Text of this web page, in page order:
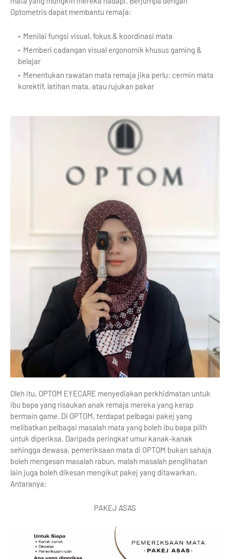
Optometris dapat membantu remaja:
Menilai fungsi visual, fokus & koordinasi mata
Memberi cadangan visual ergonomik khusus gaming &
belajar
Menentukan rawatan mata remaja jika perlu: cermin mata
korektif, latihan mata, atau rujukan pakar
Oleh itu, OPTOM EYECARE menyediakan perkhidmatan untuk
ibu bapa yang risaukan anak remaja mereka yang kerap
bermain game. Di OPTOM, terdapat pelbagai pakej yang
melibatkan pelbagai masalah mata yang boleh ibu bapa pilih
untuk diperiksa. Daripada peringkat umur kanak-kanak
sehingga dewasa, pemeriksaan mata di OPTOM bukan sahaja
boleh mengesan masalah rabun, malah masalah penglihatan
lain juga boleh dikesan mengikut pakej yang ditawarkan.
Antaranya:
PAKEJ ASAS